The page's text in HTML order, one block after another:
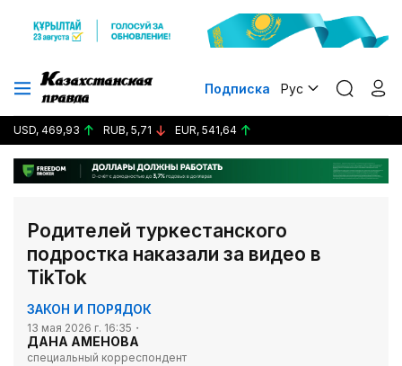
Подписка Рус
USD, 469,93 RUB, 5,71 EUR, 541,64
Родителей туркестанского
подростка наказали за видео в
TikTok
ЗАКОН И ПОРЯДОК
13 мая 2026 г. 16:35
ДАНА АМЕНОВА
специальный корреспондент